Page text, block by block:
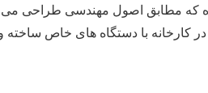
که مطابق اصول مهندسی طراحی می
در کارخانه با دستگاه های خاص